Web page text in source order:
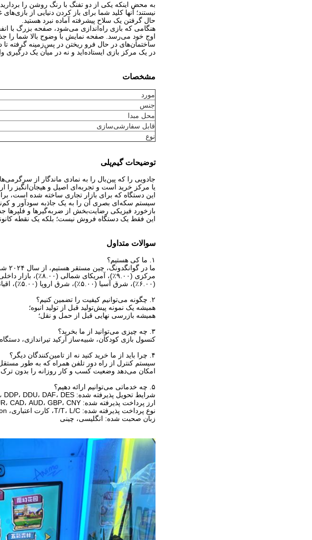
به محض اینکه یکی از دو تفنگ با رنگ روشن را
نیستند؛ آنها کلید شما برای باز کردن دنیایی از
حال گرفتن یک سلاح پیشرفته آماده نبرد هستید.
هنگامی که بازی راه‌اندازی می‌شود، صفحه بزرگ با
اوج خود می‌رسد. صفحه نمایش با وضوح بالا شما را
ساختمان‌های در حال فرو ریختن در پس‌زمینه گرفته
در یک مرکز بازی ایستاده‌اید و نه در میان یک درگیری
مشخصات
مورد
جنس
محل مبدا
قابل سفارشی‌سازی
نوع
توضیحات گیم‌پلی
جادویی را که پین‌بال را به نمادی ماندگار از
یا مرکز خرید است و تجربه‌ای اصیل و هیجان‌انگیز را
این دستگاه که برای بازار تجاری ساخته شده است،
سیستم سکه‌ای بصری آن را به یک جاذبه سودآور و
بازخورد فیزیکی رضایت‌بخش از ضربه‌گیرها و فلپرها
این فقط یک دستگاه فروش نیست؛ بلکه یک نقطه
سوالات متداول
۱. ما کی هستیم؟
(۶.۰۰٪)، شرق آسیا (۵.۰۰٪)، شرق اروپا (۵.۰۰٪)، اقیانوسیه (۲.۰۰٪) فروش داریم. در مجموع حدود ۱۱-۵۰ نفر در دفتر ما مشغول به کار هستند.
۲. چگونه می‌توانیم کیفیت را تضمین کنیم؟
همیشه یک نمونه پیش‌تولید قبل از تولید انبوه؛
همیشه بازرسی نهایی قبل از حمل و نقل؛
۳. چه چیزی می‌توانید از ما بخرید؟
کنسول بازی کودکان، شبیه‌ساز آرکید تیراندازی،
۴. چرا باید از ما خرید کنید نه از تامین‌کنندگان دیگر؟
سیستم کنترل از راه دور تلفن همراه که به طور
امکان می‌دهد وضعیت کسب و کار روزانه را بدون ترک
۵. چه خدماتی می‌توانیم ارائه دهیم؟
شرایط تحویل پذیرفته شده: FOB، CFR، EXW، FAS، FCA، CPT، DDP، DDU، DAF، DES؛
ارز پرداخت پذیرفته شده: USD، EUR، CAD، AUD، GBP، CNY؛
نوع پرداخت پذیرفته شده: T/T، L/C، کارت اعتباری، Western Union، نقدی؛
زبان صحبت شده: انگلیسی، چینی